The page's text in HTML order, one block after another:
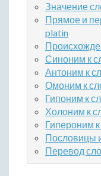
Значение
Прямое и
platin
Синоним к
Антоним к
Омоним к
Гипоним к
Холоним к
Гипероним
Пословицы
Перевод